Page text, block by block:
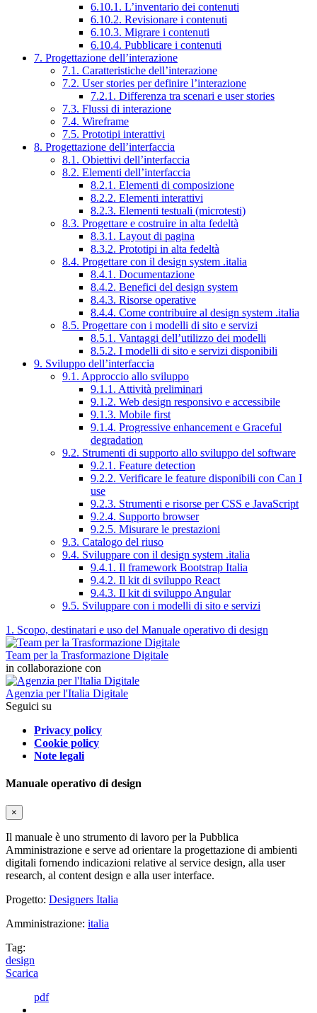
6.10.1. L’inventario dei contenuti
6.10.2. Revisionare i contenuti
6.10.3. Migrare i contenuti
6.10.4. Pubblicare i contenuti
7. Progettazione dell’interazione
7.1. Caratteristiche dell’interazione
7.2. User stories per definire l’interazione
7.2.1. Differenza tra scenari e user stories
7.3. Flussi di interazione
7.4. Wireframe
7.5. Prototipi interattivi
8. Progettazione dell’interfaccia
8.1. Obiettivi dell’interfaccia
8.2. Elementi dell’interfaccia
8.2.1. Elementi di composizione
8.2.2. Elementi interattivi
8.2.3. Elementi testuali (microtesti)
8.3. Progettare e costruire in alta fedeltà
8.3.1. Layout di pagina
8.3.2. Prototipi in alta fedeltà
8.4. Progettare con il design system .italia
8.4.1. Documentazione
8.4.2. Benefici del design system
8.4.3. Risorse operative
8.4.4. Come contribuire al design system .italia
8.5. Progettare con i modelli di sito e servizi
8.5.1. Vantaggi dell’utilizzo dei modelli
8.5.2. I modelli di sito e servizi disponibili
9. Sviluppo dell’interfaccia
9.1. Approccio allo sviluppo
9.1.1. Attività preliminari
9.1.2. Web design responsivo e accessibile
9.1.3. Mobile first
9.1.4. Progressive enhancement e Graceful
degradation
9.2. Strumenti di supporto allo sviluppo del software
9.2.1. Feature detection
9.2.2. Verificare le feature disponibili con Can I
use
9.2.3. Strumenti e risorse per CSS e JavaScript
9.2.4. Supporto browser
9.2.5. Misurare le prestazioni
9.3. Catalogo del riuso
9.4. Sviluppare con il design system .italia
9.4.1. Il framework Bootstrap Italia
9.4.2. Il kit di sviluppo React
9.4.3. Il kit di sviluppo Angular
9.5. Sviluppare con i modelli di sito e servizi
1. Scopo, destinatari e uso del Manuale operativo di design
Team per la Trasformazione Digitale
in collaborazione con
Agenzia per l'Italia Digitale
Seguici su
Privacy policy
Cookie policy
Note legali
Manuale operativo di design
×
Il manuale è uno strumento di lavoro per la Pubblica
Amministrazione e serve ad orientare la progettazione di ambienti
digitali fornendo indicazioni relative al service design, alla user
research, al content design e alla user interface.
Progetto: Designers Italia
Amministrazione: italia
Tag:
design
Scarica
pdf